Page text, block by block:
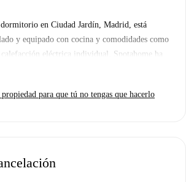
en Ciudad Jardín, Madrid, está
y equipado con cocina y comodidades como
eléctrica individual. Spotahome ha
este apartamento para garantizar su calidad. No
para una experiencia de vida sin
Café Bar Capri, Sal y Sal de Tapas y Latino
para que tú no tengas que hacerlo